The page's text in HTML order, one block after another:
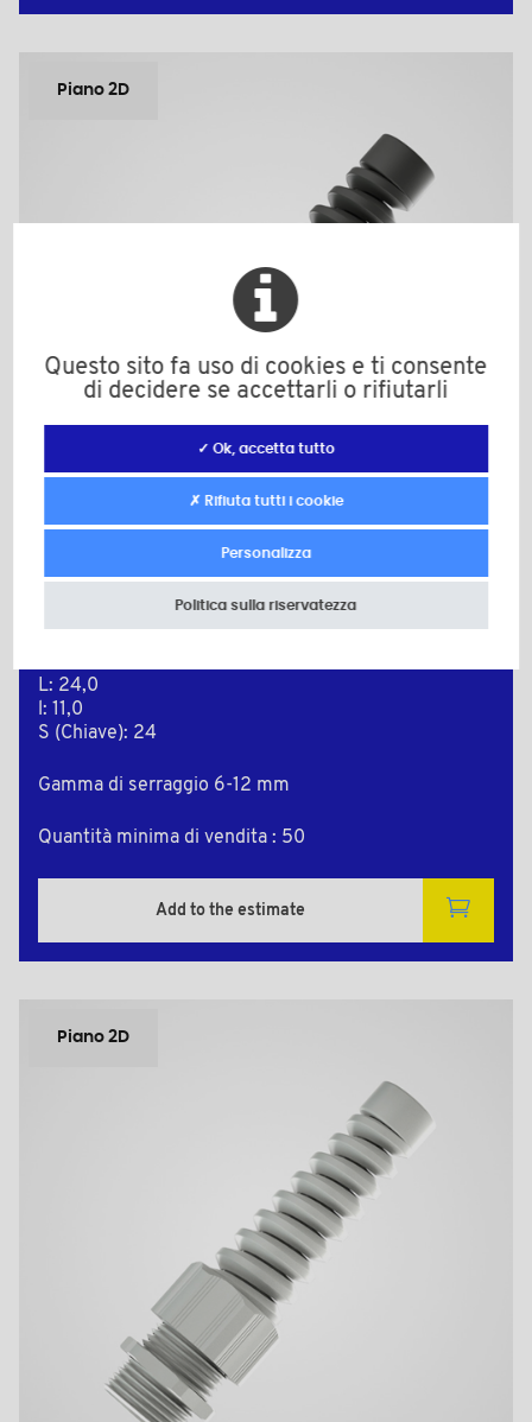
Piano 2D
PEGCM2005
Colore: nero RAL 9005
L: 24,0
l: 11,0
S (Chiave): 24
Gamma di serraggio 6-12 mm
Quantità minima di vendita : 50
Add to the estimate
Piano 2D
Questo sito fa uso di cookies e ti consente
di decidere se accettarli o rifiutarli
✓ Ok, accetta tutto
✗ Rifiuta tutti i cookie
Personalizza
Politica sulla riservatezza